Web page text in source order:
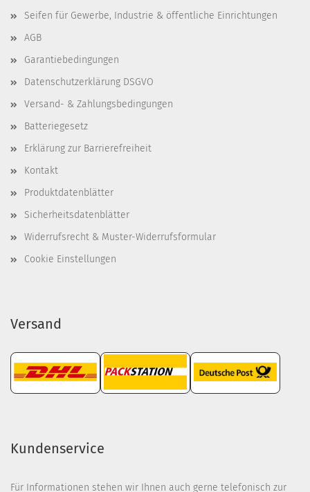
Seifen für Gewerbe, Industrie & öffentliche Einrichtungen
AGB
Garantiebedingungen
Datenschutzerklärung DSGVO
Versand- & Zahlungsbedingungen
Batteriegesetz
Erklärung zur Barrierefreiheit
Kontakt
Produktdatenblätter
Sicherheitsdatenblätter
Widerrufsrecht & Muster-Widerrufsformular
Cookie Einstellungen
Versand
Kundenservice
Für Informationen stehen wir Ihnen auch gerne telefonisch zur